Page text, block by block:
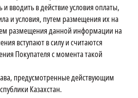
вводить в действие условия оплаты,
и условия, путем размещения их на
размещения данной информации на
вступают в силу и считаются
Покупателя с момента такой
предусмотренные действующим
Казахстан.